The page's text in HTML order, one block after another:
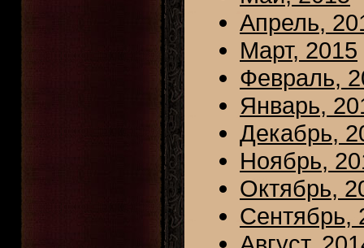
Апрель,
Март, 2015
Февраль,
Январь,
Декабрь,
Ноябрь,
Октябрь,
Сентябрь,